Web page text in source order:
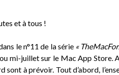
et à tous !
le n°11 de la série «
mi-juillet sur le Mac App Store.
sont à prévoir. Tout d’abord,